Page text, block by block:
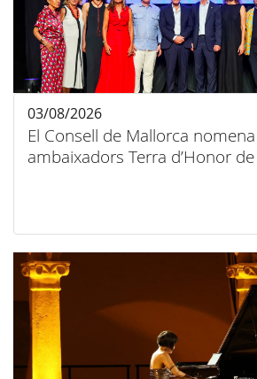
El Consell de Mallorca
ambaixadors Terra d’Honor de
03/08/2026